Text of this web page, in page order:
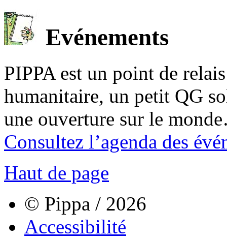
Evénements
PIPPA est un point de
humanitaire, un petit QG
une ouverture sur le
Consultez l’agenda des
Haut de page
© Pippa / 2026
Accessibilité